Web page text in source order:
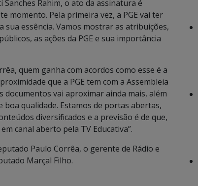
Rahim, o ato da assinatura é
momento. Pela primeira vez, a PGE vai ter
essência. Vamos mostrar as atribuições,
as ações da PGE e sua importância
quem ganha com acordos como esse é a
que a PGE tem com a Assembleia
documentos vai aproximar ainda mais, além
qualidade. Estamos de portas abertas,
diversificados e a previsão é de que,
canal aberto pela TV Educativa”.
Paulo Corrêa, o gerente de Rádio e
Marçal Filho.